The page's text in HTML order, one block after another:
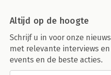
Altijd op de hoogte
Schrijf u in voor onze
met relevante interviews
events en de beste acties.